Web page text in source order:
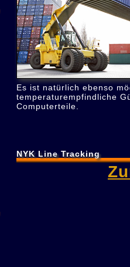
Es ist natürlich ebenso
temperaturempfindliche
Computerteile.
NYK Line Tracking